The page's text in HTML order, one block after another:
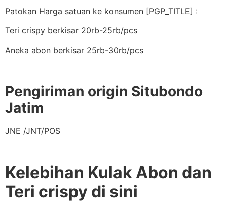
Patokan Harga satuan ke konsumen [PGP_TITLE] :
Teri crispy berkisar 20rb-25rb/pcs
Aneka abon berkisar 25rb-30rb/pcs
Pengiriman origin Situbondo
Jatim
JNE /JNT/POS
Kelebihan Kulak Abon dan
Teri crispy di sini